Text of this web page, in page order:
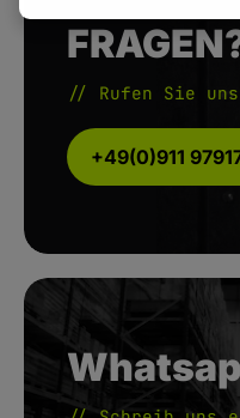
// Rufen Sie
+49(0)911